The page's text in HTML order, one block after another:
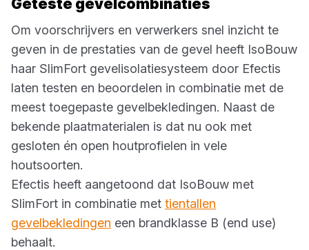
Geteste gevelcombinaties
Om voorschrijvers en verwerkers snel inzicht te
geven in de prestaties van de gevel heeft IsoBouw
haar SlimFort gevelisolatiesysteem door Efectis
laten testen en beoordelen in combinatie met de
meest toegepaste gevelbekledingen. Naast de
bekende plaatmaterialen is dat nu ook met
gesloten én open houtprofielen in vele
houtsoorten.
Efectis heeft aangetoond dat IsoBouw met
SlimFort in combinatie met tientallen
gevelbekledingen een brandklasse B (end use)
behaalt.